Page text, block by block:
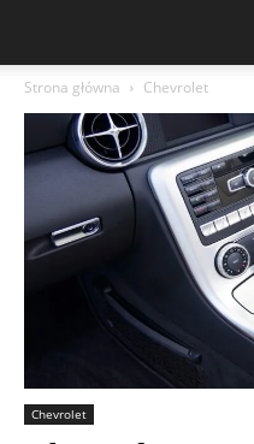
Strona główna Chevrolet
Chevrolet